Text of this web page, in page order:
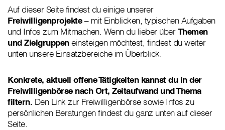
Auf dieser Seite findest du einige unserer
Freiwilligenprojekte– mit Einblicken, typischen Aufgaben
und Infos zum Mitmachen. Wenn du lieber überThemen
und Zielgruppeneinsteigen möchtest, findest du weiter
unten unsere Einsatzbereiche im Überblick.
Konkrete, aktuell offene Tätigkeiten kannst du in der
Freiwilligenbörse nach Ort, Zeitaufwand und Thema
filtern. Den Link zur Freiwilligenbörse sowie Infos zu
persönlichen Beratungen findest du ganz unten auf dieser
Seite.